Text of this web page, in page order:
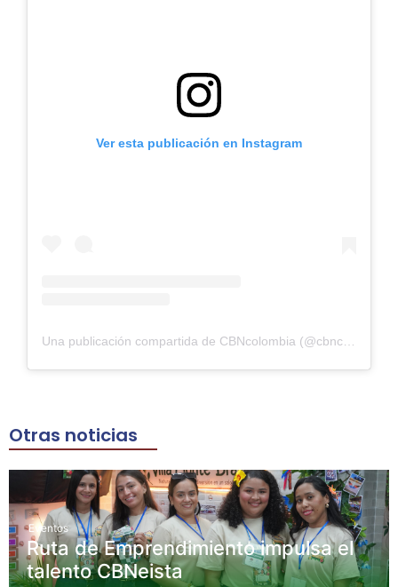
Ver esta publicación en Instagram
Otras noticias
Eventos
Ruta de Emprendimiento impulsa el
talento CBNeista